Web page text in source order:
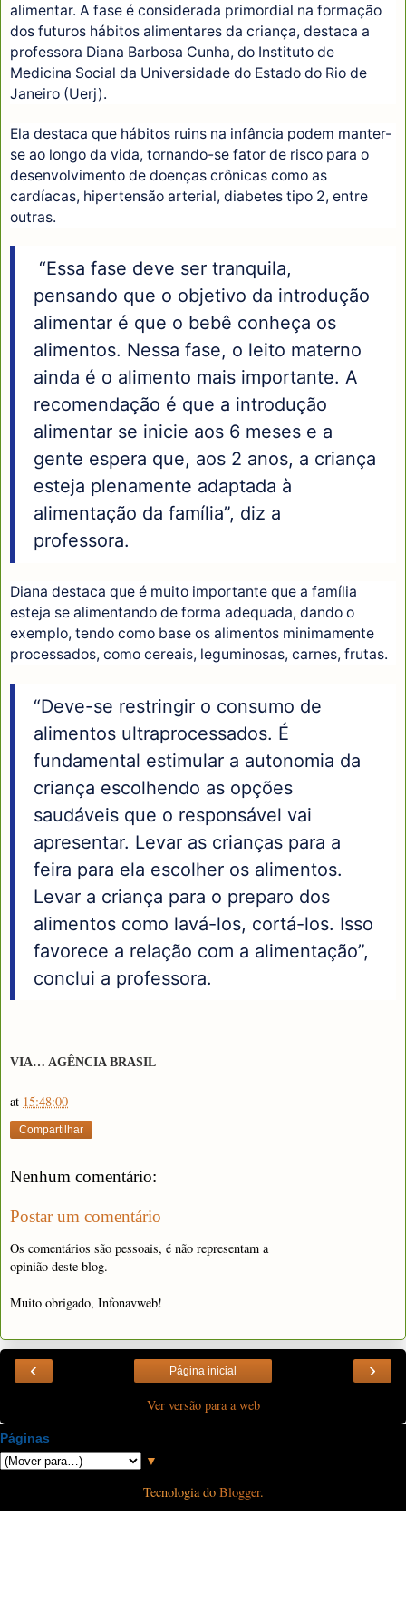
alimentar. A fase é considerada primordial na formação
dos futuros hábitos alimentares da criança, destaca a
professora Diana Barbosa Cunha, do Instituto de
Medicina Social da Universidade do Estado do Rio de
Janeiro (Uerj).
Ela destaca que hábitos ruins na infância podem manter-
se ao longo da vida, tornando-se fator de risco para o
desenvolvimento de doenças crônicas como as
cardíacas, hipertensão arterial, diabetes tipo 2, entre
outras.
“Essa fase deve ser tranquila,
pensando que o objetivo da introdução
alimentar é que o bebê conheça os
alimentos. Nessa fase, o leito materno
ainda é o alimento mais importante. A
recomendação é que a introdução
alimentar se inicie aos 6 meses e a
gente espera que, aos 2 anos, a criança
esteja plenamente adaptada à
alimentação da família”, diz a
professora.
Diana destaca que é muito importante que a família
esteja se alimentando de forma adequada, dando o
exemplo, tendo como base os alimentos minimamente
processados, como cereais, leguminosas, carnes, frutas.
“Deve-se restringir o consumo de
alimentos ultraprocessados. É
fundamental estimular a autonomia da
criança escolhendo as opções
saudáveis que o responsável vai
apresentar. Levar as crianças para a
feira para ela escolher os alimentos.
Levar a criança para o preparo dos
alimentos como lavá-los, cortá-los. Isso
favorece a relação com a alimentação”,
conclui a professora.
VIA… AGÊNCIA BRASIL
at 15:48:00
Compartilhar
Nenhum comentário:
Postar um comentário
Os comentários são pessoais, é não representam a
opinião deste blog.
Muito obrigado, Infonavweb!
‹ ›
Página inicial
Ver versão para a web
Páginas
▼
Tecnologia do Blogger.